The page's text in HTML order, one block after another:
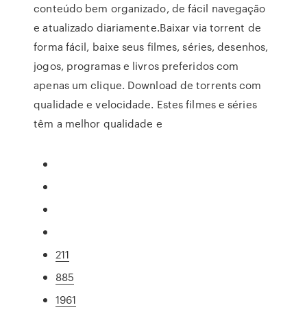
conteúdo bem organizado, de fácil navegação
e atualizado diariamente.Baixar via torrent de
forma fácil, baixe seus filmes, séries, desenhos,
jogos, programas e livros preferidos com
apenas um clique. Download de torrents com
qualidade e velocidade. Estes filmes e séries
têm a melhor qualidade e
211
885
1961